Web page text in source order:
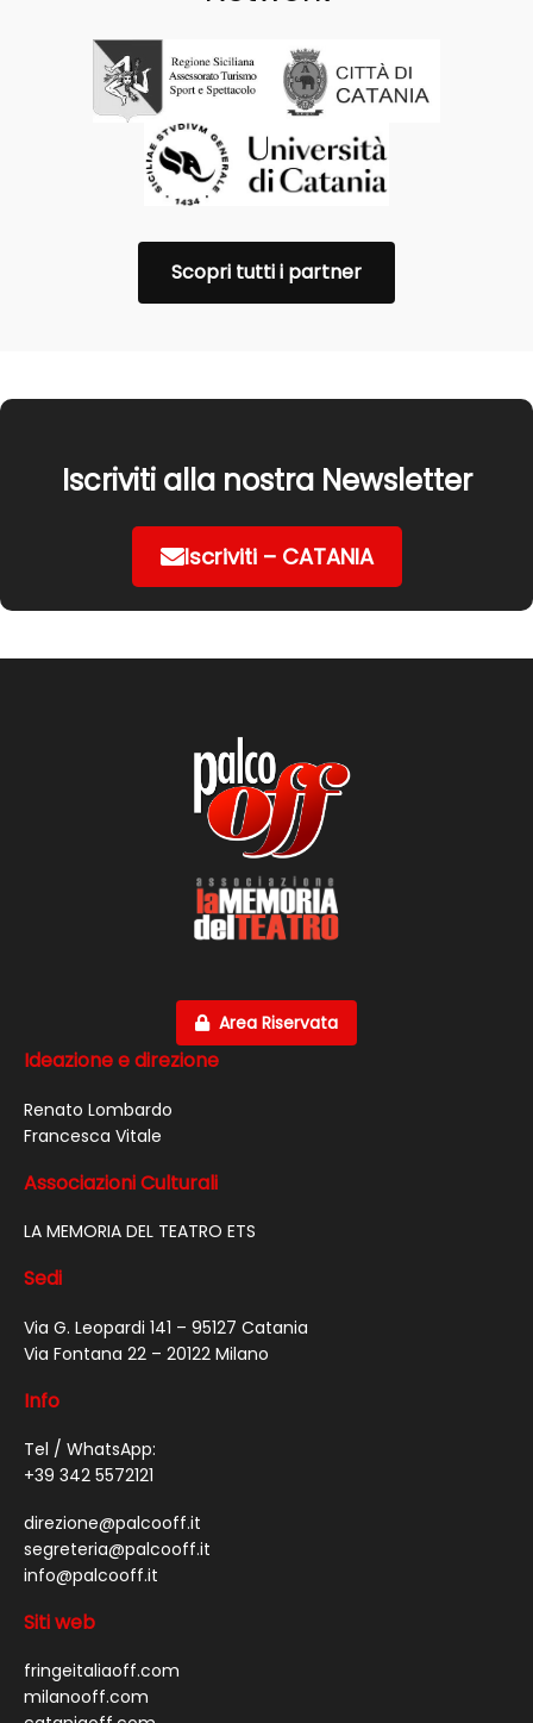
Scopri tutti i partner
Iscriviti alla nostra Newsletter
Iscriviti – CATANIA
Area Riservata
Ideazione e direzione
Renato Lombardo
Francesca Vitale
Associazioni Culturali
LA MEMORIA DEL TEATRO ETS
Sedi
Via G. Leopardi 141 – 95127 Catania
Via Fontana 22 – 20122 Milano
Info
Tel / WhatsApp:
+39 342 5572121
direzione@palcooff.it
segreteria@palcooff.it
info@palcooff.it
Siti web
fringeitaliaoff.com
milanooff.com